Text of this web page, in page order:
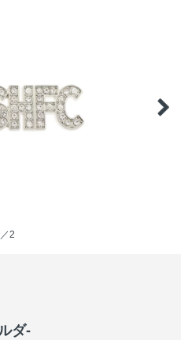
2
ダ-